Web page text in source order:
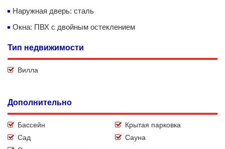
Наружная дверь: сталь
Окна: ПВХ с двойным остеклением
Тип недвижимости
Вилла
Дополнительно
Бассейн
Крытая парковка
Сад
Сауна